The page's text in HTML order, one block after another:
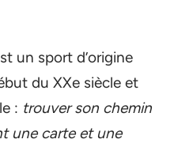
un sport d’origine
du XXe siècle et
: trouver son chemin
une carte et une